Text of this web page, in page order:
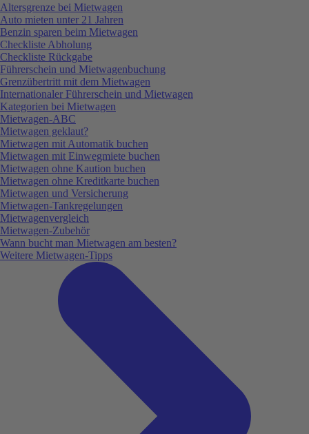
Altersgrenze bei Mietwagen
Auto mieten unter 21 Jahren
Benzin sparen beim Mietwagen
Checkliste Abholung
Checkliste Rückgabe
Führerschein und Mietwagenbuchung
Grenzübertritt mit dem Mietwagen
Internationaler Führerschein und Mietwagen
Kategorien bei Mietwagen
Mietwagen-ABC
Mietwagen geklaut?
Mietwagen mit Automatik buchen
Mietwagen mit Einwegmiete buchen
Mietwagen ohne Kaution buchen
Mietwagen ohne Kreditkarte buchen
Mietwagen und Versicherung
Mietwagen-Tankregelungen
Mietwagenvergleich
Mietwagen-Zubehör
Wann bucht man Mietwagen am besten?
Weitere Mietwagen-Tipps